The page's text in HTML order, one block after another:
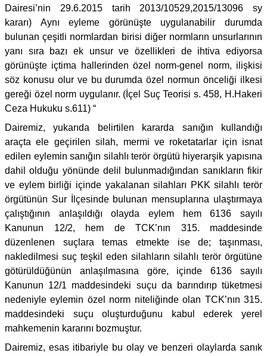
Dairesi’nin 29.6.2015 tarih 2013/10529,2015/13096 sy
kararı) Aynı eyleme görünüşte uygulanabilir durumda
bulunan çeşitli normlardan birisi diğer normların unsurlarının
yanı sıra bazı ek unsur ve özellikleri de ihtiva ediyorsa
görünüşte içtima hallerinden özel norm-genel norm, ilişkisi
söz konusu olur ve bu durumda özel normun önceliği ilkesi
gereği özel norm uygulanır. (İçel Suç Teorisi s. 458, H.Hakeri
Ceza Hukuku s.611) “
Dairemiz, yukarıda belirtilen kararda sanığın kullandığı
araçta ele geçirilen silah, mermi ve roketatarlar için isnat
edilen eylemin sanığın silahlı terör örgütü hiyerarşik yapısına
dahil olduğu yönünde delil bulunmadığından sanıkların fikir
ve eylem birliği içinde yakalanan silahları PKK silahlı terör
örgütünün Sur İlçesinde bulunan mensuplarına ulaştırmaya
çalıştığının anlaşıldığı olayda eylem hem 6136 sayılı
Kanunun 12/2, hem de TCK’nın 315. maddesinde
düzenlenen suçlara temas etmekte ise de; taşınması,
nakledilmesi suç teşkil eden silahların silahlı terör örgütüne
götürüldüğünün anlaşılmasına göre, içinde 6136 sayılı
Kanunun 12/1 maddesindeki suçu da barındırıp tüketmesi
nedeniyle eylemin özel norm niteliğinde olan TCK’nın 315.
maddesindeki suçu oluşturduğunu kabul ederek yerel
mahkemenin kararını bozmuştur.
Dairemiz, esas itibariyle bu olay ve benzeri olaylarda sanık